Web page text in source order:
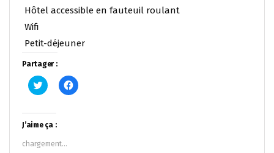
Hôtel accessible en fauteuil roulant
Wifi
Petit-déjeuner
Partager :
Cliquez
pour
Twitter(ouvre
dans
une
nouvelle
fenêtre)
Cliquez
pour
J’aime ça :
chargement…